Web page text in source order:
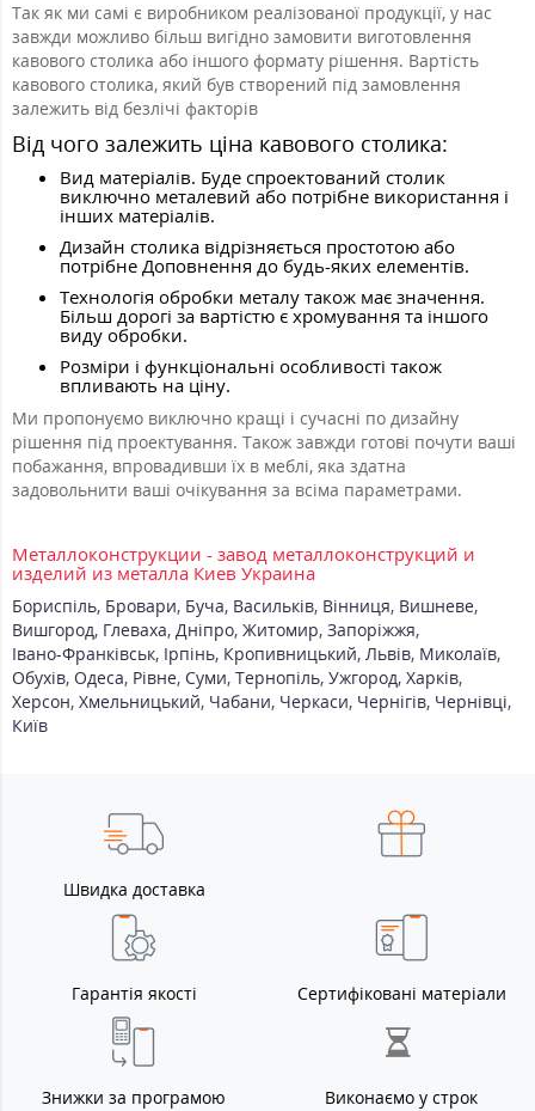
Так як ми самі є виробником реалізованої продукції, у нас
завжди можливо більш вигідно замовити виготовлення
кавового столика або іншого формату рішення. Вартість
кавового столика, який був створений під замовлення
залежить від безлічі факторів
Від чого залежить ціна кавового столика:
Вид матеріалів. Буде спроектований столик
виключно металевий або потрібне використання і
інших матеріалів.
Дизайн столика відрізняється простотою або
потрібне Доповнення до будь-яких елементів.
Технологія обробки металу також має значення.
Більш дорогі за вартістю є хромування та іншого
виду обробки.
Розміри і функціональні особливості також
впливають на ціну.
Ми пропонуємо виключно кращі і сучасні по дизайну
рішення під проектування. Також завжди готові почути ваші
побажання, впровадивши їх в меблі, яка здатна
задовольнити ваші очікування за всіма параметрами.
Металлоконструкции - завод металлоконструкций и
изделий из металла Киев Украина
Бориспіль, Бровари, Буча, Васильків, Вінниця, Вишневе,
Вишгород, Глеваха, Дніпро, Житомир, Запоріжжя,
Івано-Франківськ, Ірпінь, Кропивницький, Львів, Миколаїв,
Обухів, Одеса, Рівне, Суми, Тернопіль, Ужгород, Харків,
Херсон, Хмельницький, Чабани, Черкаси, Чернігів, Чернівці,
Київ
Швидка доставка
Гарантія якості Сертифіковані матеріали
Знижки за програмою Виконаємо у строк